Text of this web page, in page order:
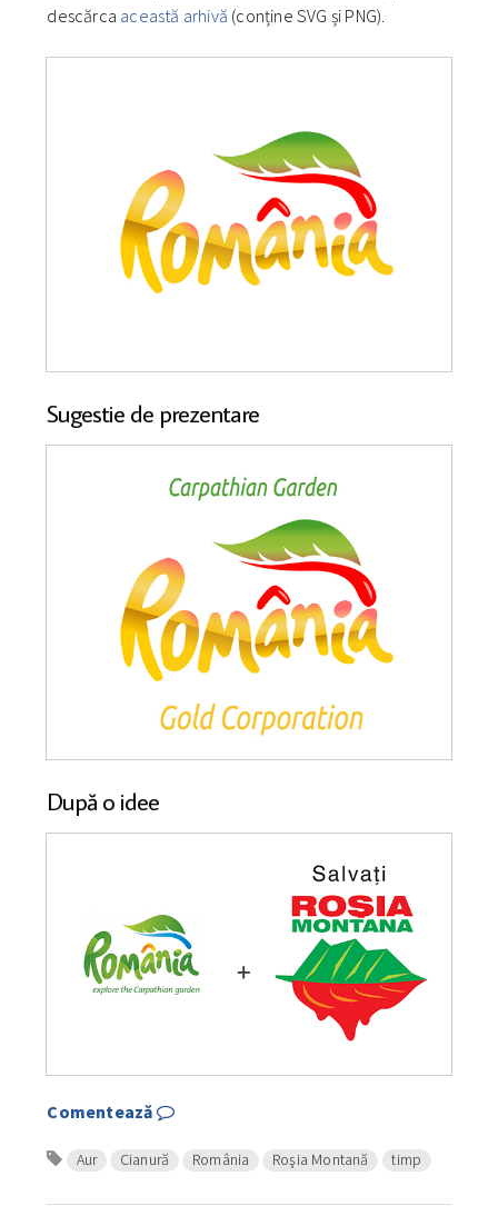
descărca această arhivă (conține SVG și PNG).
Sugestie de prezentare
După o idee
Comentează
Aur Cianură România Roşia Montană timp